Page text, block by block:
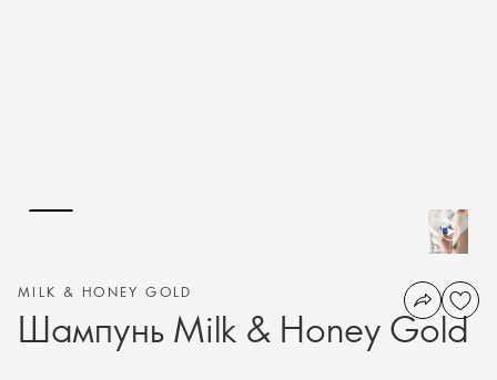
MILK & HONEY GOLD
Шампунь Milk & Honey Gold